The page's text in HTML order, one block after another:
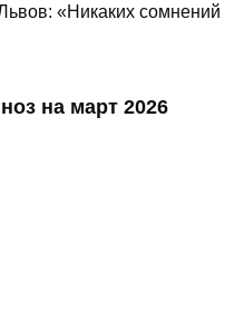
«Никаких сомнений
на март 2026